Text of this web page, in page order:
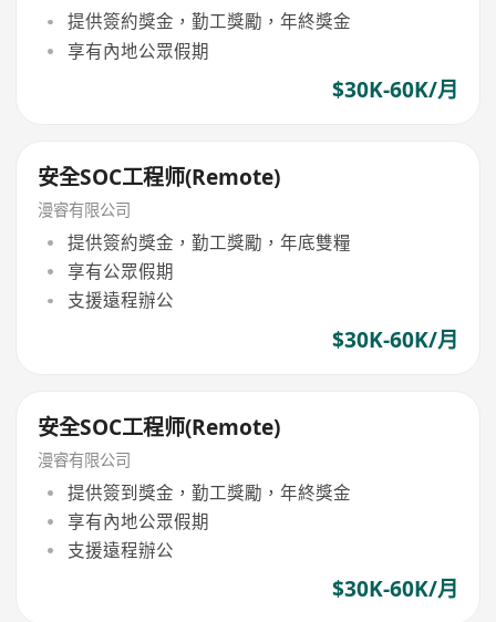
提供簽約獎金，勤工獎勵，年終獎金
享有內地公眾假期
$30K-60K/月
安全SOC工程师(Remote)
漫睿有限公司
提供簽約獎金，勤工獎勵，年底雙糧
享有公眾假期
支援遠程辦公
$30K-60K/月
安全SOC工程师(Remote)
漫睿有限公司
提供簽到獎金，勤工獎勵，年終獎金
享有內地公眾假期
支援遠程辦公
$30K-60K/月